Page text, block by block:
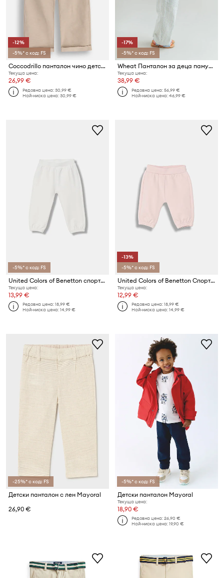
-12%
-5%* с код: FS
Coccodrillo панталон чино детски ленен
Текуща цена:
26,99 €
Редовна цена:30,99 €
Най-ниска цена:30,99 €
-17%
-5%* с код: FS
Wheat Панталон за деца памучен
Текуща цена:
38,99 €
Редовна цена:56,99 €
Най-ниска цена:46,99 €
-5%* с код: FS
United Colors of Benetton спортен панталон за деца памук с еластан
Текуща цена:
13,99 €
Редовна цена:18,99 €
Най-ниска цена:14,99 €
-13%
-5%* с код: FS
United Colors of Benetton Спортен панталон за деца памук с еластан
Текуща цена:
12,99 €
Редовна цена:18,99 €
Най-ниска цена:14,99 €
-25%* с код: FS
Детски панталон с лен Mayoral
26,90 €
-5%* с код: FS
Детски панталон Mayoral
Текуща цена:
18,90 €
Редовна цена:26,90 €
Най-ниска цена:19,90 €